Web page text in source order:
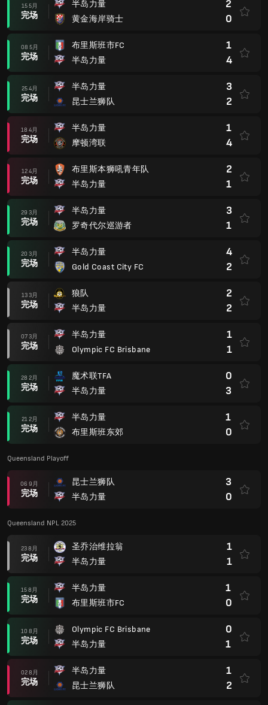
15 5月
完场
半岛力量
黄金海岸骑士
2
0
08 5月
完场
布里斯班市FC
半岛力量
1
4
25 4月
完场
半岛力量
昆士兰狮队
3
2
18 4月
完场
半岛力量
摩顿湾联
1
4
12 4月
完场
布里斯本狮吼青年队
半岛力量
2
1
29 3月
完场
半岛力量
罗奇代尔巡游者
3
1
20 3月
完场
半岛力量
Gold Coast City FC
4
2
13 3月
完场
狼队
半岛力量
2
2
07 3月
完场
半岛力量
Olympic FC Brisbane
1
1
28 2月
完场
魔术联TFA
半岛力量
0
3
21 2月
完场
半岛力量
布里斯班东郊
1
0
Queensland Playoff
06 9月
完场
昆士兰狮队
半岛力量
3
0
Queensland NPL 2025
23 8月
完场
圣乔治维拉翁
半岛力量
1
1
15 8月
完场
半岛力量
布里斯班市FC
1
0
10 8月
完场
Olympic FC Brisbane
半岛力量
0
1
02 8月
完场
半岛力量
昆士兰狮队
1
2